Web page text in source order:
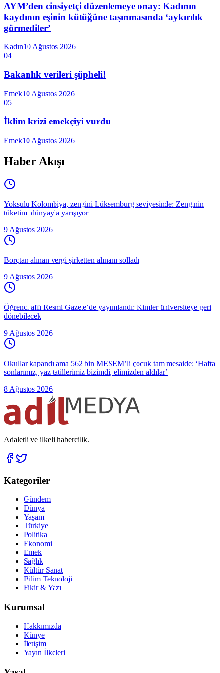
AYM’den cinsiyetçi düzenlemeye onay: Kadının
kaydının eşinin kütüğüne taşınmasında ‘aykırılık
görmediler’
Kadın10 Ağustos 2026
04
Bakanlık verileri şüpheli!
Emek10 Ağustos 2026
05
İklim krizi emekçiyi vurdu
Emek10 Ağustos 2026
Haber Akışı
Yoksulu Kolombiya, zengini Lüksemburg seviyesinde: Zenginin
tüketimi dünyayla yarışıyor
9 Ağustos 2026
Borçtan alınan vergi şirketten alınanı solladı
9 Ağustos 2026
Öğrenci affı Resmi Gazete’de yayımlandı: Kimler üniversiteye geri
dönebilecek
9 Ağustos 2026
Okullar kapandı ama 562 bin MESEM’li çocuk tam mesaide: ‘Hafta
sonlarımız, yaz tatillerimiz bizimdi, elimizden aldılar’
8 Ağustos 2026
Adaletli ve ilkeli habercilik.
Kategoriler
Gündem
Dünya
Yaşam
Türkiye
Politika
Ekonomi
Emek
Sağlık
Kültür Sanat
Bilim Teknoloji
Fikir & Yazı
Kurumsal
Hakkımızda
Künye
İletişim
Yayın İlkeleri